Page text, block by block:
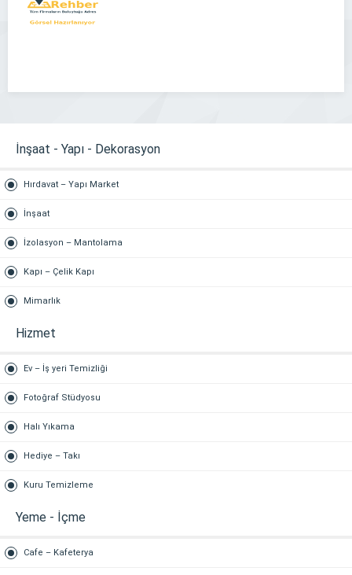
İnşaat - Yapı - Dekorasyon
Hırdavat – Yapı Market
İnşaat
İzolasyon – Mantolama
Kapı – Çelik Kapı
Mimarlık
Hizmet
Ev – İş yeri Temizliği
Fotoğraf Stüdyosu
Halı Yıkama
Hediye – Takı
Kuru Temizleme
Yeme - İçme
Cafe – Kafeterya